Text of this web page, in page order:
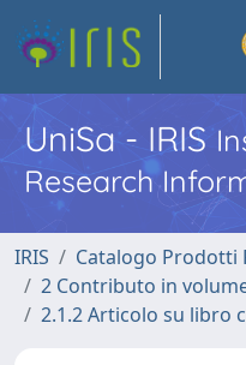
UniSa - IRIS
Research
IRIS
Catalogo Prodotti
2 Contributo in
2.1.2 Articolo su libro